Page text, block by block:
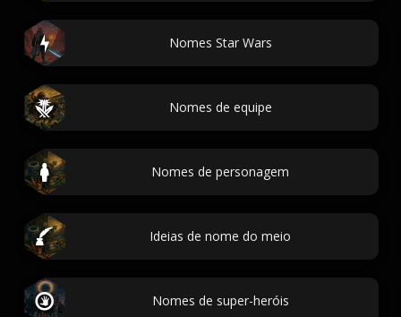
Nomes Star Wars
Nomes de equipe
Nomes de personagem
Ideias de nome do meio
Nomes de super-heróis